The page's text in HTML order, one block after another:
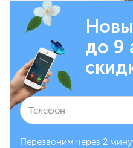
до 9
Перезвоним через 2